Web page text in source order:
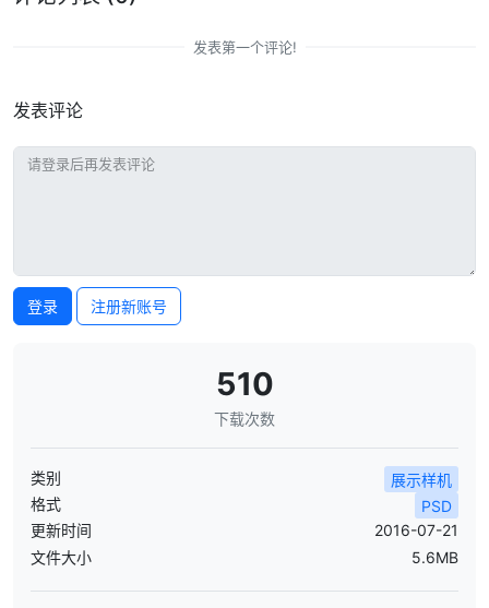
发表第一个评论!
发表评论
登录 注册新账号
510
下载次数
类别
展示样机
格式
PSD
更新时间
2016-07-21
文件大小
5.6MB